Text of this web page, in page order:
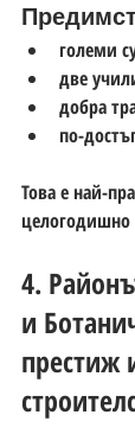
големи
две
добра
по-
Това е най-
4.
и
престиж